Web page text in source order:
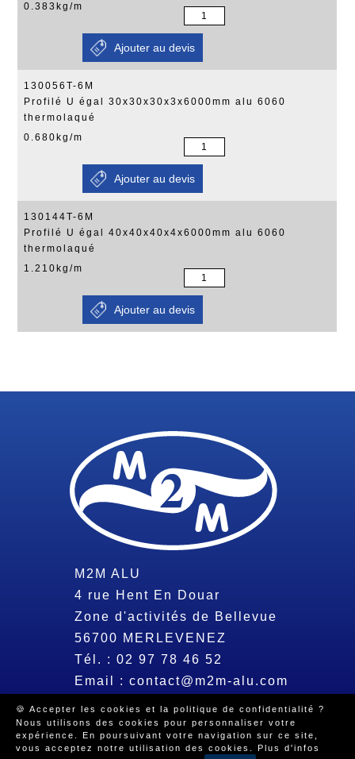
0.383kg/m
130056T-6M
Profilé U égal 30x30x30x3x6000mm alu 6060
thermolaqué
0.680kg/m
130144T-6M
Profilé U égal 40x40x40x4x6000mm alu 6060
thermolaqué
1.210kg/m
M2M ALU
4 rue Hent En Douar
Zone d'activités de Bellevue
56700 MERLEVENEZ
Tél. :02 97 78 46 52
Email :contact@m2m-alu.com
© 2026 Tous droits réservés -Mentions légales-Politique de
confidentialité -Beeview, agence web Morbihan
🍪 Accepter les cookies et la politique de confidentialité ?
Nous utilisons des cookies pour personnaliser votre
expérience. En poursuivant votre navigation sur ce site,
vous acceptez notre utilisation des cookies. Plus d'infos